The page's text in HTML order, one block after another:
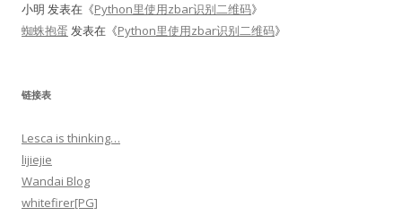
小明 发表在《Python里使用zbar识别二维码》
蜘蛛抱蛋 发表在《Python里使用zbar识别二维码》
链接表
Lesca is thinking…
lijiejie
Wandai Blog
whitefirer[PG]